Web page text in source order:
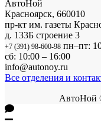
АвтоНой
Красноярск, 660010
пр-кт им. газеты
д. 133Б строение 3
+7 (391) 98-600-98 пн–пт:
сб: 10:00 – 16:00
info@autonoy.ru
Все отделения и
АвтоНой